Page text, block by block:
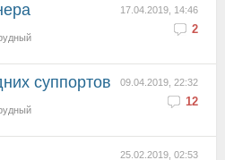
17.04.2019, 14:46
2
09.04.2019, 22:32
12
суппортов
25.02.2019, 02:53